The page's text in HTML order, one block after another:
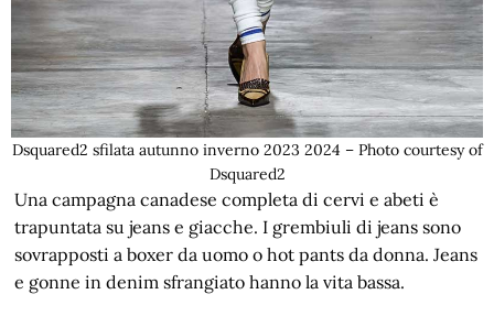
Dsquared2 sfilata autunno inverno 2023 2024 – Photo courtesy of
Dsquared2
Una campagna canadese completa di cervi e abeti è
trapuntata su jeans e giacche. I grembiuli di jeans sono
sovrapposti a boxer da uomo o hot pants da donna. Jeans
e gonne in denim sfrangiato hanno la vita bassa.